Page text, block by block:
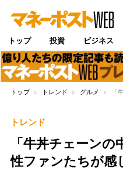
トップ 投資 ビジネス
トップ トレンド グルメ 「
トレンド
「牛丼チェーン
性ファンたちが感